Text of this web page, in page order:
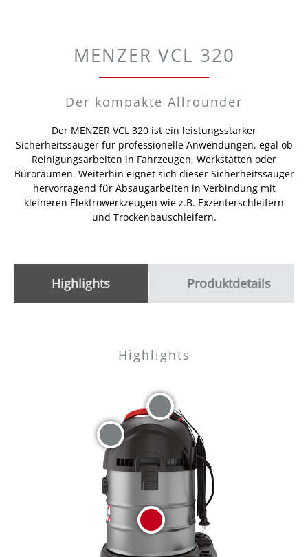
MENZER VCL 320
Der kompakte Allrounder
Der MENZER VCL 320 ist ein leistungsstarker
Sicherheitssauger für professionelle Anwendungen, egal ob
Reinigungsarbeiten in Fahrzeugen, Werkstätten oder
Büroräumen. Weiterhin eignet sich dieser Sicherheitssauger
hervorragend für Absaugarbeiten in Verbindung mit
kleineren Elektrowerkzeugen wie z.B. Exzenterschleifern
und Trockenbauschleifern.
Highlights Produktdetails
Highlights